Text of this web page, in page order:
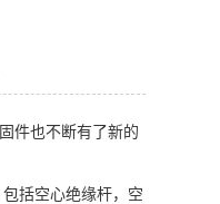
件也不断有了新的
括空心绝缘杆，空